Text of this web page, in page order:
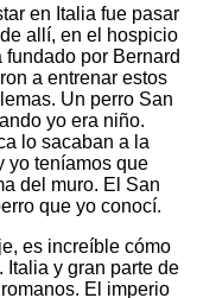
en Italia fue pasar
allí, en el hospicio
por Bernard
a entrenar estos
Un perro San
yo era niño.
lo sacaban a la
yo teníamos que
del muro. El San
que yo conocí.
es increíble cómo
Italia y gran parte de
El imperio